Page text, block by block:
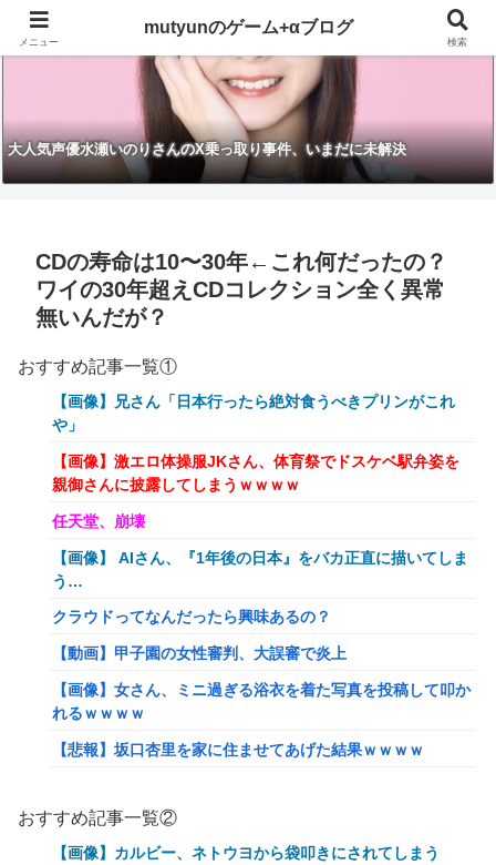
大人気声優水瀬いのりさんのX乗っ取り事件、いまだに未解決
CDの寿命は10〜30年←これ何だったの？
ワイの30年超えCDコレクション全く異常
無いんだが？
おすすめ記事一覧①
【画像】兄さん「日本行ったら絶対食うべきプリンがこれ
や」
【画像】激エロ体操服JKさん、体育祭でドスケベ駅弁姿を
親御さんに披露してしまうｗｗｗｗ
任天堂、崩壊
【画像】 AIさん、『1年後の日本』をバカ正直に描いてしま
う…
クラウドってなんだったら興味あるの？
【動画】甲子園の女性審判、大誤審で炎上
【画像】女さん、ミニ過ぎる浴衣を着た写真を投稿して叩か
れるｗｗｗｗ
【悲報】坂口杏里を家に住ませてあげた結果ｗｗｗｗ
ｗｗｗｗｗｗｗ
「FF10の名シーン」←思い浮かべたもの
おすすめ記事一覧②
【画像】カルビー、ネトウヨから袋叩きにされてしまう
メニュー
mutyunのゲーム+αブログ
検索